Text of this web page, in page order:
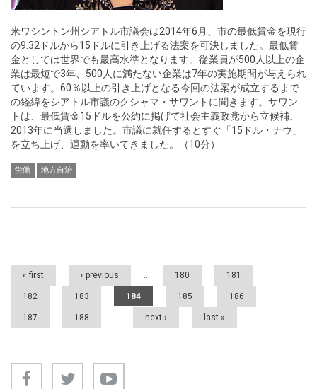
米ワシントン州シアトル市議会は2014年6月、市の最低賃金を現行
の9.32ドルから15ドルに引き上げる法案を可決しました。最低賃
金としては世界でも最高水準となります。従業員が500人以上の企
業は最短で3年、500人に満たない企業は7年の実施期間が与えられ
ています。60％以上の引き上げとなる今回の法案が成立するまで
の経緯をシアトル市議のクシャマ・サワントに聞きます。サワン
トは、最低賃金15ドルを公約に掲げて社会主義政党から立候補、
2013年に当選しました。市議に就任するとすぐ「15ドル・ナウ」
を立ち上げ、運動を率いてきました。（10分）
労働 地方自治
Pages
« first ‹ previous … 180 181
182 183 184 185 186
187 188 … next › last »